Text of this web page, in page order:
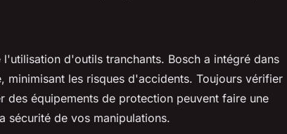
d'outils tranchants. Bosch a intégré dans
minimisant les risques d'accidents. Toujours vérifier
des équipements de protection peuvent faire une
sécurité de vos manipulations.